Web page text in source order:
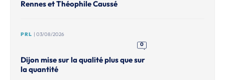
Rennes et Théophile Caussé
PRL | 03/08/2026
0
Dijon mise sur la qualité plus que sur
la quantité